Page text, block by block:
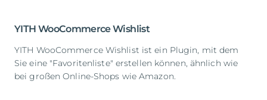
YITH WooCommerce Wishlist
YITH WooCommerce Wishlist ist ein Plugin, mit dem
Sie eine "Favoritenliste" erstellen können, ähnlich wie
bei großen Online-Shops wie Amazon.